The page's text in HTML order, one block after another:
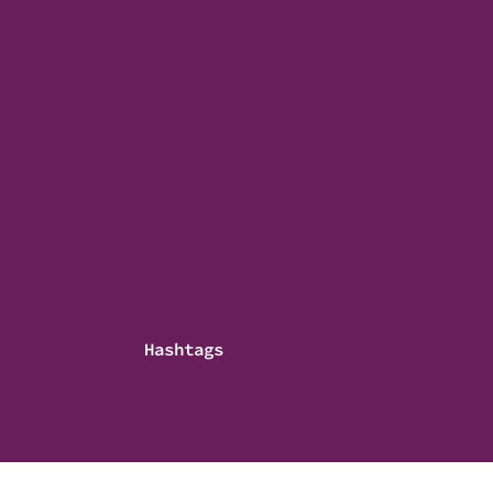
Hashtags